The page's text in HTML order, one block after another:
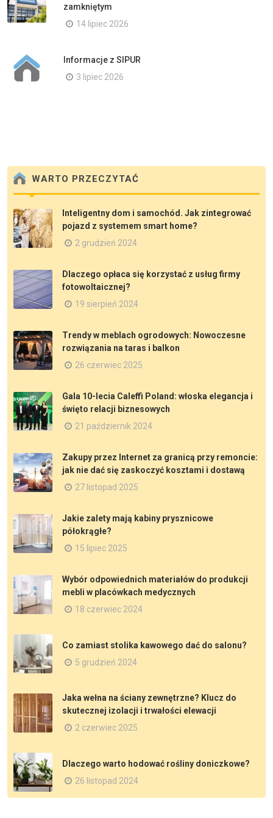
zamkniętym
14 lipiec 2026
Informacje z SIPUR
3 lipiec 2026
WARTO PRZECZYTAĆ
Inteligentny dom i samochód. Jak zintegrować
pojazd z systemem smart home?
2 grudzień 2024
Dlaczego opłaca się korzystać z usług firmy
fotowoltaicznej?
19 sierpień 2024
Trendy w meblach ogrodowych: Nowoczesne
rozwiązania na taras i balkon
26 czerwiec 2025
Gala 10-lecia Caleffi Poland: włoska elegancja i
święto relacji biznesowych
21 październik 2024
Zakupy przez Internet za granicą przy remoncie:
jak nie dać się zaskoczyć kosztami i dostawą
27 listopad 2025
Jakie zalety mają kabiny prysznicowe
półokrągłe?
15 lipiec 2025
Wybór odpowiednich materiałów do produkcji
mebli w placówkach medycznych
18 czerwiec 2024
Co zamiast stolika kawowego dać do salonu?
5 grudzień 2024
Jaka wełna na ściany zewnętrzne? Klucz do
skutecznej izolacji i trwałości elewacji
2 czerwiec 2025
Dlaczego warto hodować rośliny doniczkowe?
26 listopad 2024